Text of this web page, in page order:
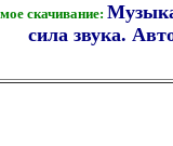
скачивание:
сила звука.